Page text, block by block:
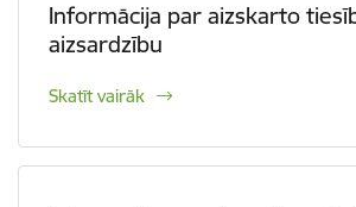
Informācija par aizskarto
aizsardzību
Skatīt vairāk